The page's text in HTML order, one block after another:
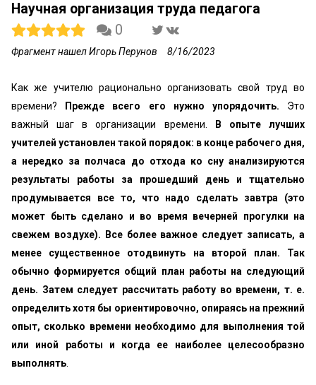
Научная организация труда педагога
0
Фрагмент нашел Игорь Перунов 8/16/2023
Как же учителю рационально организовать свой труд во
времени?
Прежде всего его нужно упорядочить. Это
важный шаг в организации времени.
В опыте лучших
учителей установлен такой порядок: в конце рабочего дня,
а нередко за полчаса до отхода ко сну анализируются
результаты работы за прошедший день и тщательно
продумывается все то, что надо сделать завтра (это
может быть сделано и во время вечерней прогулки на
свежем воздухе). Все более важное следует записать, а
менее существенное отодвинуть на второй план. Так
обычно формируется общий план работы на следующий
день. Затем следует рассчитать работу во времени, т. е.
определить хотя бы ориентировочно, опираясь на прежний
опыт, сколько времени необходимо для выполнения той
или иной работы и когда ее наиболее целесообразно
выполнять